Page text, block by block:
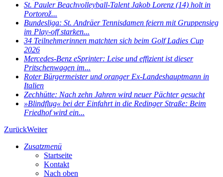
St. Pauler Beachvolleyball-Talent Jakob Lorenz (14) holt in
Portorož...
Bundesliga: St. Andräer Tennisdamen feiern mit Gruppensieg
im Play-off starken...
34 Teilnehmerinnen matchten sich beim Golf Ladies Cup
2026
Mercedes-Benz eSprinter: Leise und effizient ist dieser
Pritschenwagen im...
Roter Bürgermeister und oranger Ex-Landeshauptmann in
Italien
Zechhütte: Nach zehn Jahren wird neuer Pächter gesucht
»Blindflug« bei der Einfahrt in die Redinger Straße: Beim
Friedhof wird ein...
ZurückWeiter
Zusatzmenü
Startseite
Kontakt
Nach oben